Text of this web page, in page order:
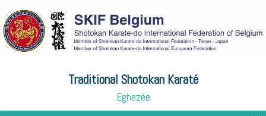
Traditional Shotokan Karaté
Eghezée